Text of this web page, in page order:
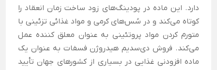
دارد. این ماده در پودینگ‌های زود ساخت زمان انعقاد را
کوتاه می‌کند و در سُس‌های کرمی و مواد غذائی تزئینی با
متورم کردن مواد پروتئینی به‌‌ عنوان معلق کننده عمل
می‌کند. فروش دی‌سدیم هیدروژن فسفات به عنوان یک
ماده افزودنی غذایی در بسیاری از کشورهای جهان تأیید